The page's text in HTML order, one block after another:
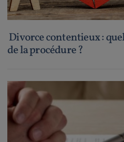
Divorce contentieux :
de la procédure ?